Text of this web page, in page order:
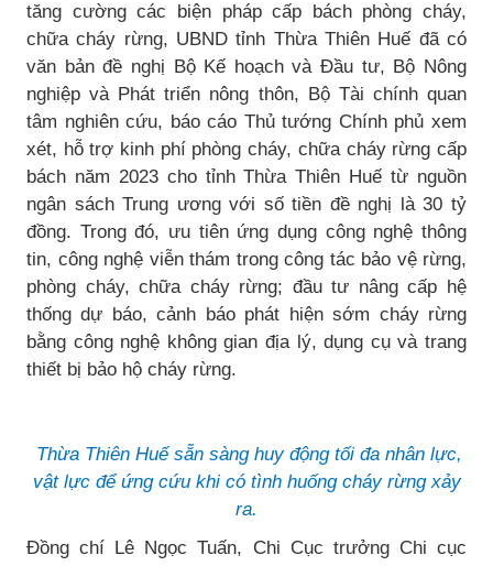
tăng cường các biện pháp cấp bách phòng cháy,
chữa cháy rừng, UBND tỉnh Thừa Thiên Huế đã có
văn bản đề nghị Bộ Kế hoạch và Đầu tư, Bộ Nông
nghiệp và Phát triển nông thôn, Bộ Tài chính quan
tâm nghiên cứu, báo cáo Thủ tướng Chính phủ xem
xét, hỗ trợ kinh phí phòng cháy, chữa cháy rừng cấp
bách năm 2023 cho tỉnh Thừa Thiên Huế từ nguồn
ngân sách Trung ương với số tiền đề nghị là 30 tỷ
đồng. Trong đó, ưu tiên ứng dụng công nghệ thông
tin, công nghệ viễn thám trong công tác bảo vệ rừng,
phòng cháy, chữa cháy rừng; đầu tư nâng cấp hệ
thống dự báo, cảnh báo phát hiện sớm cháy rừng
bằng công nghệ không gian địa lý, dụng cụ và trang
thiết bị bảo hộ cháy rừng.
Thừa Thiên Huế sẵn sàng huy động tối đa nhân lực,
vật lực để ứng cứu khi có tình huống cháy rừng xảy
ra.
Đồng chí Lê Ngọc Tuấn, Chi Cục trưởng Chi cục